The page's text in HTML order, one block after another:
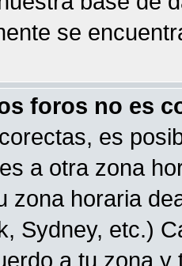
se
foros no es
es
a otra zona
zona horaria
Sydney, etc.)
a tu zona